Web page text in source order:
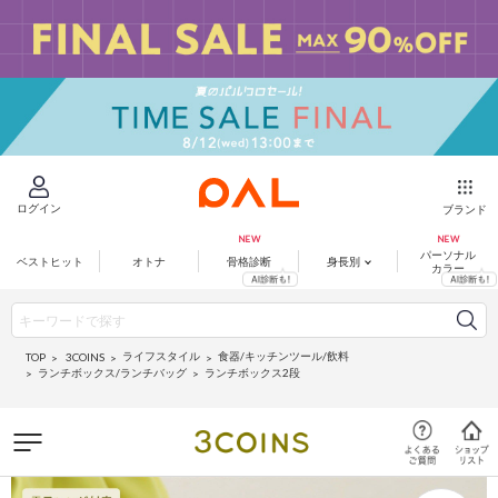
ログイン ブランド
ベストヒット オトナ 骨格診断 身長別
パーソナル
カラー
TOP 3COINS ライフスタイル
食器/キッチンツール/飲料
ランチボックス/ランチバッグ
ランチボックス2段